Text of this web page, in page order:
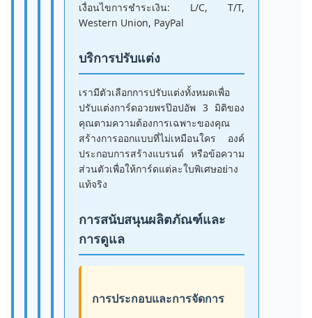
เงื่อนไขการชำระเงิน: L/C, T/T,
Western Union, PayPal
บริการปรับแต่ง
เรามีตัวเลือกการปรับแต่งทั้งหมดเพื่อ
ปรับแต่งการ์ดอวยพรป๊อปอัพ 3 มิติของ
คุณตามความต้องการเฉพาะของคุณ
สร้างการออกแบบที่ไม่เหมือนใคร องค์
ประกอบการสร้างแบรนด์ หรือข้อความ
ส่วนตัวเพื่อให้การ์ดแต่ละใบพิเศษอย่าง
แท้จริง
การสนับสนุนผลิตภัณฑ์และ
การดูแล
การประกอบและการจัดการ